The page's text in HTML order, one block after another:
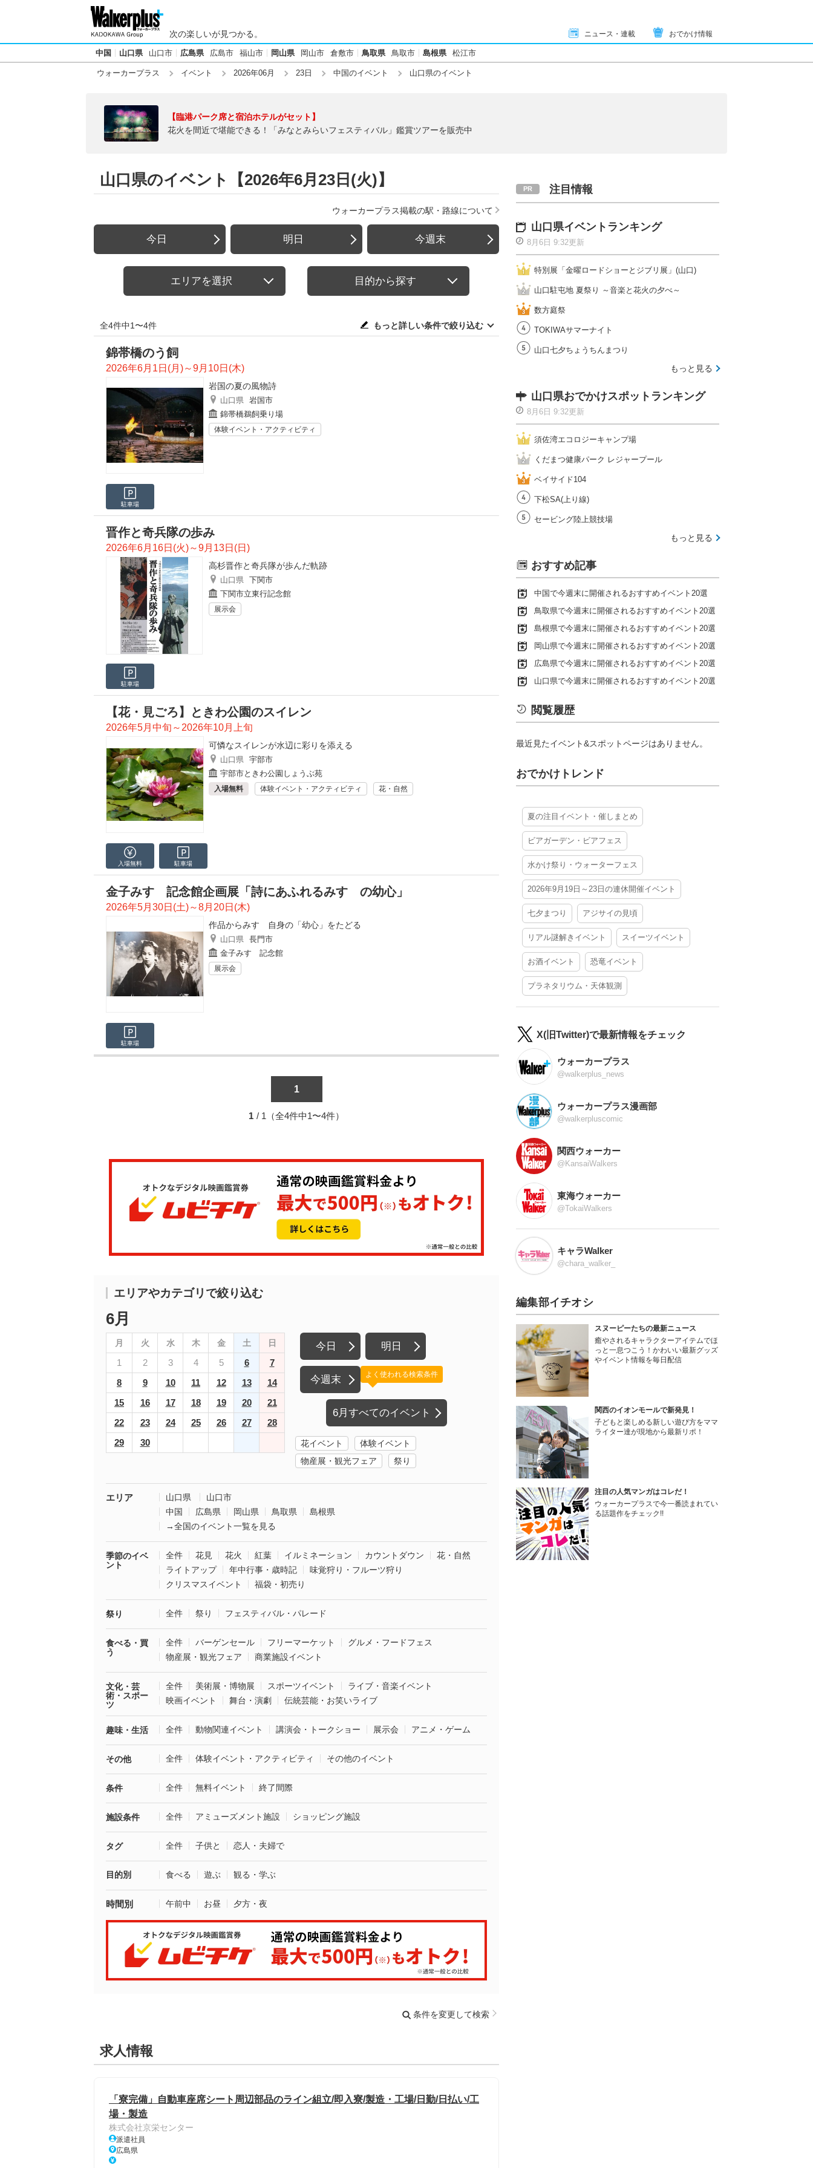
次の楽しいが見つかる。 ニュース・連載 おでかけ情報
中国 山口県 山口市 広島県 広島市 福山市 岡山県 岡山市 倉敷市 鳥取県 鳥取市 島根県 松江市
ウォーカープラス イベント 2026年06月 23日 中国のイベント 山口県のイベント
【臨港パーク席と宿泊ホテルがセット】
花火を間近で堪能できる！「みなとみらいフェスティバル」鑑賞ツアーを販売中
山口県のイベント【2026年6月23日(火)】
ウォーカープラス掲載の駅・路線について
今日 明日 今週末
エリアを選択 目的から探す
全4件中1〜4件 もっと詳しい条件で絞り込む
錦帯橋のう飼
2026年6月1日(月)～9月10日(木)
岩国の夏の風物詩
山口県 岩国市
錦帯橋鵜飼乗り場
体験イベント・アクティビティ
駐車場
晋作と奇兵隊の歩み
2026年6月16日(火)～9月13日(日)
高杉晋作と奇兵隊が歩んだ軌跡
山口県 下関市
下関市立東行記念館
展示会
駐車場
【花・見ごろ】ときわ公園のスイレン
2026年5月中旬～2026年10月上旬
可憐なスイレンが水辺に彩りを添える
山口県 宇部市
宇部市ときわ公園しょうぶ苑
入場無料 体験イベント・アクティビティ 花・自然
入場無料 駐車場
金子みすゞ記念館企画展「詩にあふれるみすゞの幼心」
2026年5月30日(土)～8月20日(木)
作品からみすゞ自身の「幼心」をたどる
山口県 長門市
金子みすゞ記念館
展示会
駐車場
1
1 / 1（全4件中1〜4件）
エリアやカテゴリで絞り込む
6月
月 火 水 木 金 土 日
1 2 3 4 5 6
7
8
9 10 11 12 13
14
15
16 17 18 19 20
21
22
23 24 25 26 27
28
29
30
今日 明日
今週末
6月すべてのイベント
よく使われる検索条件
花イベント
体験イベント
物産展・観光フェア
祭り
エリア 山口県
山口市
中国
広島県 岡山県 鳥取県
島根県
→全国のイベント一覧を見る
季節のイベ
ント
全件 花見 花火 紅葉 イルミネーション カウントダウン
花・自然
ライトアップ
年中行事・歳時記
味覚狩り・フルーツ狩り
クリスマスイベント
福袋・初売り
祭り 全件 祭り フェスティバル・パレード
食べる・買
う
全件 バーゲンセール フリーマーケット
グルメ・フードフェス
物産展・観光フェア
商業施設イベント
文化・芸
術・スポー
ツ
全件 美術展・博物展 スポーツイベント
ライブ・音楽イベント
映画イベント
舞台・演劇 伝統芸能・お笑いライブ
趣味・生活 全件 動物関連イベント 講演会・トークショー 展示会 アニメ・ゲーム
その他 全件 体験イベント・アクティビティ その他のイベント
条件 全件 無料イベント 終了間際
施設条件 全件 アミューズメント施設 ショッピング施設
タグ 全件 子供と 恋人・夫婦で
目的別 食べる 遊ぶ 観る・学ぶ
時間別 午前中 お昼 夕方・夜
条件を変更して検索
求人情報
「寮完備」自動車座席シート周辺部品のライン組立/即入寮/製造・工場/日勤/日払い/工
場・製造
株式会社京栄センター
派遣社員
広島県
注目情報
山口県イベントランキング
8月6日 9:32更新
特別展「金曜ロードショーとジブリ展」(山口)
山口駐屯地 夏祭り ～音楽と花火の夕べ～
数方庭祭
TOKIWAサマーナイト
山口七夕ちょうちんまつり
もっと見る
山口県おでかけスポットランキング
8月6日 9:32更新
須佐湾エコロジーキャンプ場
くだまつ健康パーク レジャープール
ベイサイド104
下松SA(上り線)
セービング陸上競技場
もっと見る
おすすめ記事
中国で今週末に開催されるおすすめイベント20選
鳥取県で今週末に開催されるおすすめイベント20選
島根県で今週末に開催されるおすすめイベント20選
岡山県で今週末に開催されるおすすめイベント20選
広島県で今週末に開催されるおすすめイベント20選
山口県で今週末に開催されるおすすめイベント20選
閲覧履歴
最近見たイベント&スポットページはありません。
おでかけトレンド
夏の注目イベント・催しまとめ
ビアガーデン・ビアフェス
水かけ祭り・ウォーターフェス
2026年9月19日～23日の連休開催イベント
七夕まつり アジサイの見頃
リアル謎解きイベント スイーツイベント
お酒イベント 恐竜イベント
プラネタリウム・天体観測
X(旧Twitter)で最新情報をチェック
ウォーカープラス
@walkerplus_news
ウォーカープラス漫画部
@walkerpluscomic
関西ウォーカー
@KansaiWalkers
東海ウォーカー
@TokaiWalkers
キャラWalker
@chara_walker_
編集部イチオシ
スヌーピーたちの最新ニュース
癒やされるキャラクターアイテムでほ
っと一息つこう！かわいい最新グッズ
やイベント情報を毎日配信
関西のイオンモールで新発見！
子どもと楽しめる新しい遊び方をママ
ライター達が現地から最新リポ！
注目の人気マンガはコレだ！
ウォーカープラスで今一番読まれてい
る話題作をチェック!!